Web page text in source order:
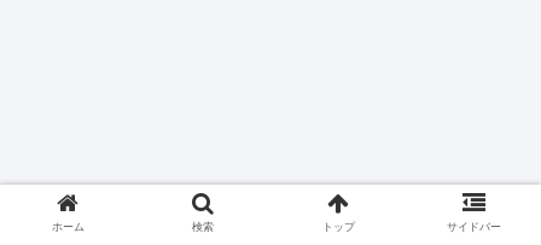
ホーム 検索 トップ サイドバー